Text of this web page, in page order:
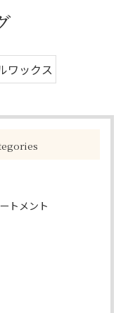
ワックス
トメント